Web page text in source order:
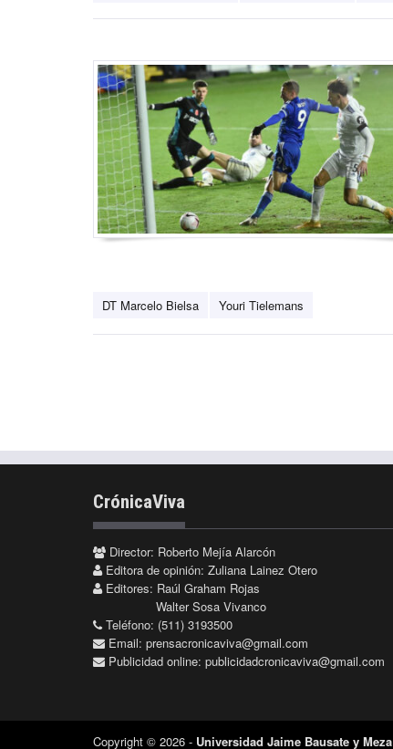
DT Marcelo Bielsa Youri Tielemans
CrónicaViva
Director: Roberto Mejía Alarcón
Editora de opinión: Zuliana Lainez Otero
Editores: Raúl Graham Rojas
Walter Sosa Vivanco
Teléfono: (511) 3193500
Email: prensacronicaviva@gmail.com
Publicidad online: publicidadcronicaviva@gmail.com
Copyright © 2026 - Universidad Jaime Bausate y Meza